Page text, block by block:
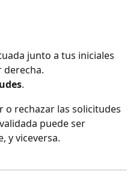
junto a tus iniciales
derecha.
.
o rechazar las solicitudes
puede ser
y viceversa.